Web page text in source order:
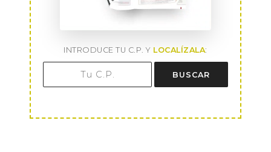
INTRODUCE TU C.P. Y LOCALÍZALA:
BUSCAR